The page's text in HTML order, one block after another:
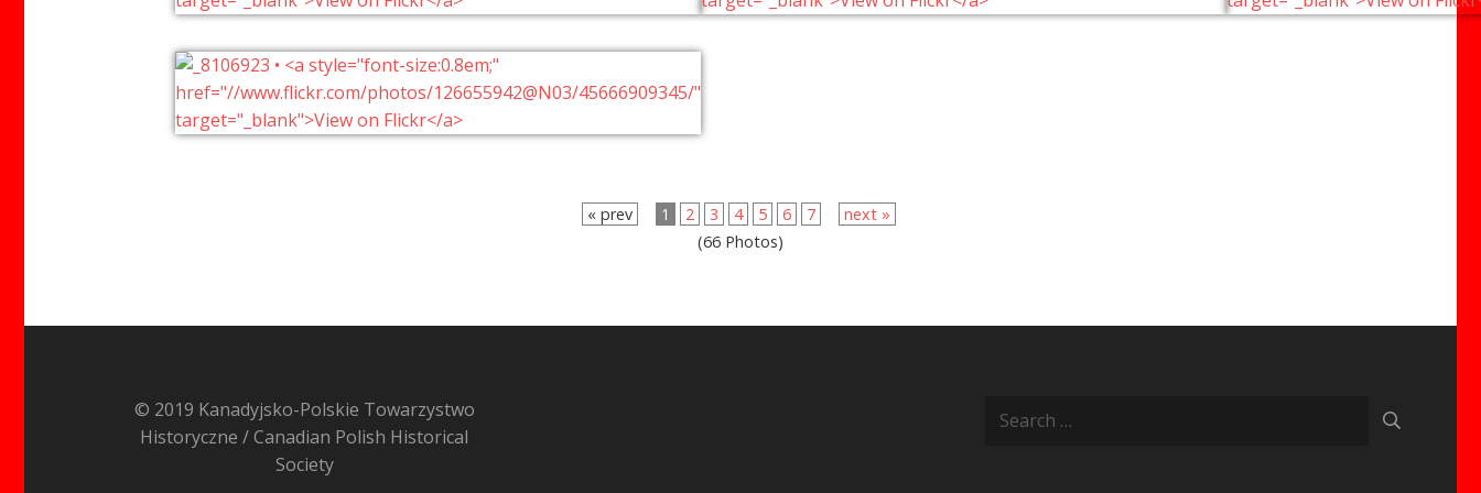
« prev 1 2 3 4 5 6 7
next »
(66 Photos)
© 2019 Kanadyjsko-Polskie Towarzystwo
Historyczne / Canadian Polish Historical
Society
Search